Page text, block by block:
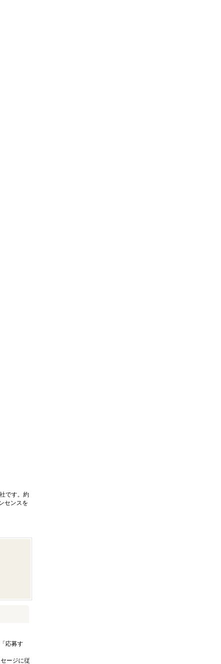
です。約
センスを
応募す
ージに従